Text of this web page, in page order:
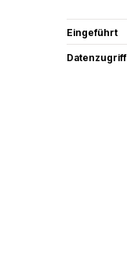
Eingeführt
Datenzugriff